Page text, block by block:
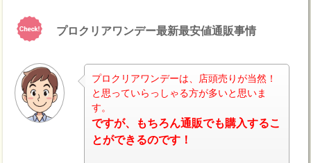
プロクリアワンデー最新最安値通販事情
プロクリアワンデーは、店頭売りが当然！
と思っていらっしゃる方が多いと思いま
す。
ですが、もちろん通販でも購入するこ
とができるのです！